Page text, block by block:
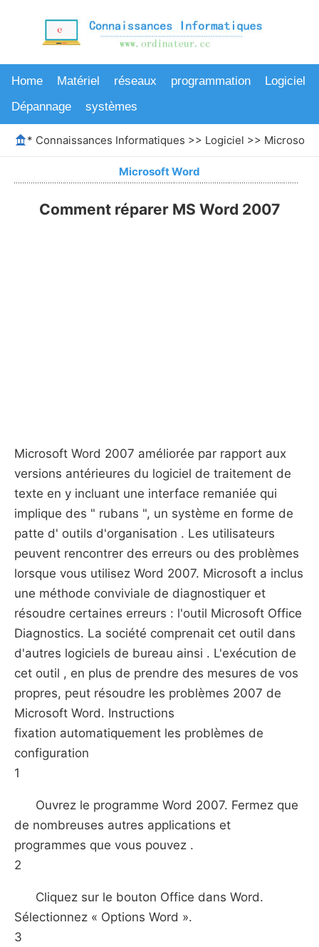
Home Matériel réseaux programmation
Logiciel
Dépannage
systèmes
* Connaissances Informatiques >> Logiciel >> Microsoft
Microsoft Word
Comment réparer MS Word 2007
Microsoft Word 2007 améliorée par rapport aux
versions antérieures du logiciel de traitement de
texte en y incluant une interface remaniée qui
implique des " rubans ", un système en forme de
patte d' outils d'organisation . Les utilisateurs
peuvent rencontrer des erreurs ou des problèmes
lorsque vous utilisez Word 2007. Microsoft a inclus
une méthode conviviale de diagnostiquer et
résoudre certaines erreurs : l'outil Microsoft Office
Diagnostics. La société comprenait cet outil dans
d'autres logiciels de bureau ainsi . L'exécution de
cet outil , en plus de prendre des mesures de vos
propres, peut résoudre les problèmes 2007 de
Microsoft Word. Instructions
fixation automatiquement les problèmes de
configuration
1
Ouvrez le programme Word 2007. Fermez que
de nombreuses autres applications et
programmes que vous pouvez .
2
Cliquez sur le bouton Office dans Word.
Sélectionnez « Options Word ».
3